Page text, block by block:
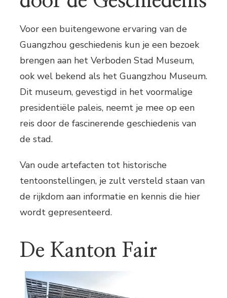
Voor een buitengewone ervaring van de
Guangzhou geschiedenis kun je een bezoek
brengen aan het Verboden Stad Museum,
ook wel bekend als het Guangzhou Museum.
Dit museum, gevestigd in het voormalige
presidentiële paleis, neemt je mee op een
reis door de fascinerende geschiedenis van
de stad.
Van oude artefacten tot historische
tentoonstellingen, je zult versteld staan van
de rijkdom aan informatie en kennis die hier
wordt gepresenteerd.
De Kanton Fair